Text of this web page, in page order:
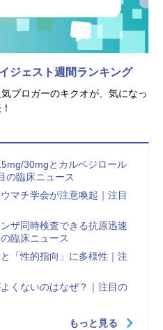
ジェスト週間ランキング
ブロガーのキクオが、気になっ
30mgとカルベジロール
の臨床ニュース
マチ学会が注意喚起｜注目
ザ同時検査できる抗原迅速
臨床ニュース
「性的指向」に多様性｜注
くないのはなぜ？｜注目の
もっと見る